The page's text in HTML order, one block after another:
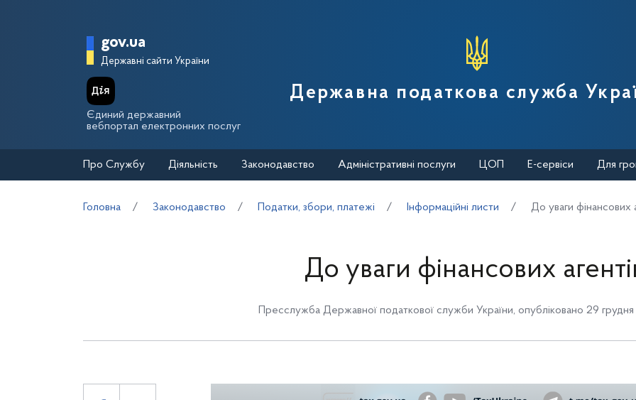
Головна сторінка Державної податкової служби України
gov.ua
Державні сайти України
Єдиний державний
вебпортал електронних послуг
Державна податкова служба
Про Службу Діяльність Законодавство Адміністративні послуги ЦОП Е-сервіси Для
Головна Законодавство Податки, збори, платежі Інформаційні листи До уваги фінансових
До уваги фінансових
Пресслужба Державної податкової служби України, опубліковано 29